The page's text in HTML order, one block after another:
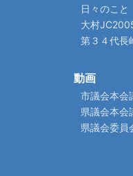
日々のこと
大村
第３４代長
動画
市議会本会
県議会本会
県議会委員